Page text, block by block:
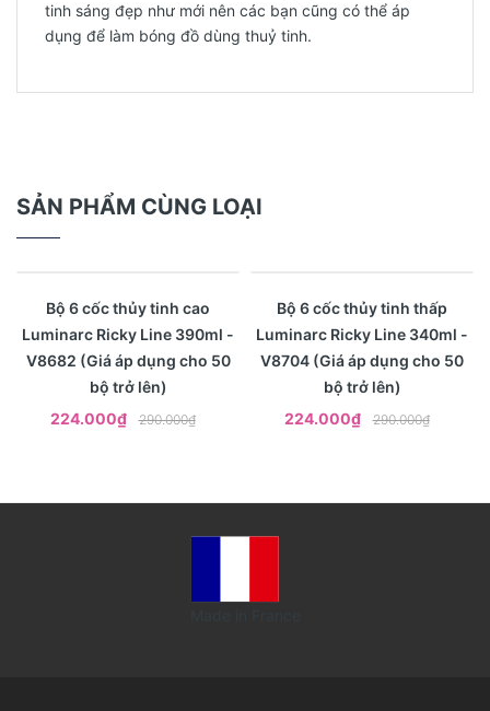
tinh sáng đẹp như mới nên các bạn cũng có thể áp
dụng để làm bóng đồ dùng thuỷ tinh.
SẢN PHẨM CÙNG LOẠI
Xem nhanh
Bộ 6 cốc thủy tinh cao
Luminarc Ricky Line 390ml -
V8682 (Giá áp dụng cho 50
bộ trở lên)
224.000₫
290.000₫
Xem nhanh
Bộ 6 cốc thủy tinh thấp
Luminarc Ricky Line 340ml -
V8704 (Giá áp dụng cho 50
bộ trở lên)
224.000₫
290.000₫